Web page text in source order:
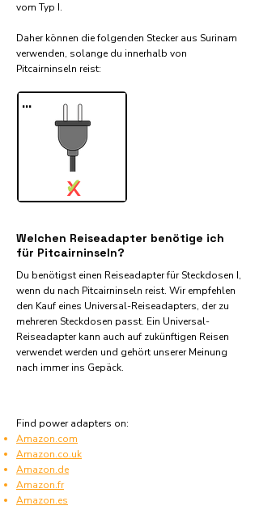
vom Typ I.
Daher können die folgenden Stecker aus Surinam
verwenden, solange du innerhalb von
Pitcairninseln reist:​
...
X
✓
Welchen Reiseadapter benötige ich
für Pitcairninseln?
Du benötigst einen Reiseadapter für Steckdosen I,
wenn du nach Pitcairninseln reist. Wir empfehlen
den Kauf eines Universal-Reiseadapters, der zu
mehreren Steckdosen passt. Ein Universal-
Reiseadapter kann auch auf zukünftigen Reisen
verwendet werden und gehört unserer Meinung
nach immer ins Gepäck.
Find power adapters on:
Amazon.com
Amazon.co.uk
Amazon.de
Amazon.fr
Amazon.es